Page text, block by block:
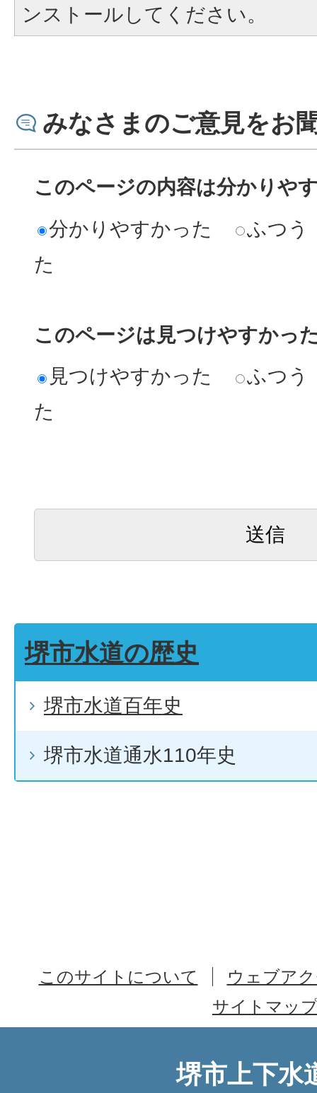
ンストールしてください。
みなさまのご意見をお
このページの内容は分かりや
分かりやすかった
ふつう
た
このページは見つけやすかっ
見つけやすかった
ふつう
た
堺市水道の歴史
堺市水道百年史
堺市水道通水110年史
このサイトについて
ウェブア
サイトマッ
堺市上下水